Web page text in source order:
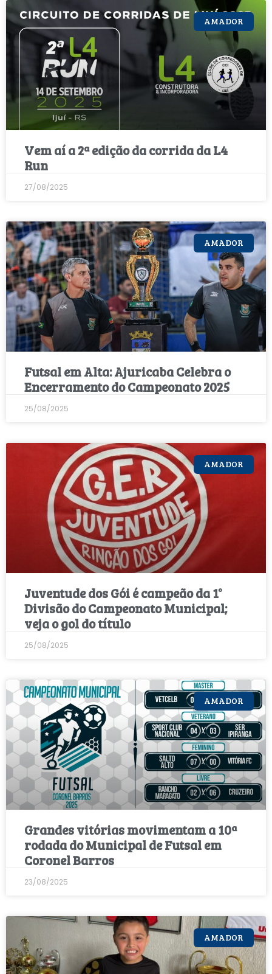
AMADOR
Vem aí a 2ª edição da corrida da L4
Run
27/08/2025
AMADOR
Futsal em Alta: Ajuricaba Celebra o
Encerramento do Campeonato 2025
25/08/2025
AMADOR
Juventude dos Gói é campeão da 1°
Divisão do Campeonato Municipal;
veja o gol do título
25/08/2025
AMADOR
Grandes vitórias movimentam a 10ª
rodada do Municipal de Futsal em
Coronel Barros
23/08/2025
AMADOR